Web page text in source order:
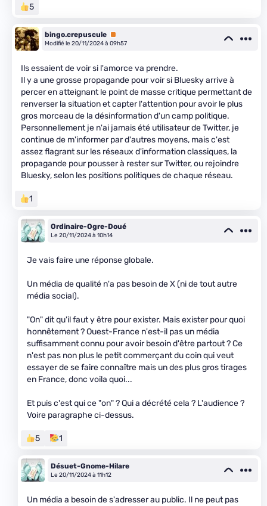
5
bingo.crepuscule Premium
Modifié le 20/11/2024 à 09h57
Ils essaient de voir si l'amorce va prendre.
Il y a une grosse propagande pour voir si Bluesky arrive à
percer en atteignant le point de masse critique permettant de
renverser la situation et capter l'attention pour avoir le plus
gros morceau de la désinformation d'un camp politique.
Personnellement je n'ai jamais été utilisateur de Twitter, je
continue de m'informer par d'autres moyens, mais c'est
assez flagrant sur les réseaux d'information classiques, la
propagande pour pousser à rester sur Twitter, ou rejoindre
Bluesky, selon les positions politiques de chaque réseau.
1
Ordinaire-Ogre-Doué
Le 20/11/2024 à 10h14
Je vais faire une réponse globale.
Un média de qualité n'a pas besoin de X (ni de tout autre
média social).
"On" dit qu'il faut y être pour exister. Mais exister pour quoi
honnêtement ? Ouest-France n'est-il pas un média
suffisamment connu pour avoir besoin d'être partout ? Ce
n'est pas non plus le petit commerçant du coin qui veut
essayer de se faire connaître mais un des plus gros tirages
en France, donc voila quoi...
Et puis c'est qui ce "on" ? Qui a décrété cela ? L'audience ?
Voire paragraphe ci-dessus.
5 1
Désuet-Gnome-Hilare
Le 20/11/2024 à 11h12
Un média a besoin de s'adresser au public. Il ne peut pas